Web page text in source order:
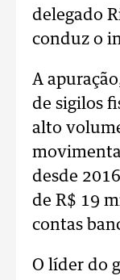
delegado
conduz o
A
de sigilos
alto
desde
de R$ 19
contas
O líder do